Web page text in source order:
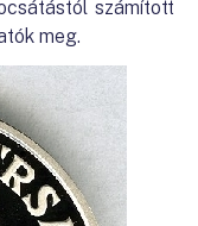
számított
meg.